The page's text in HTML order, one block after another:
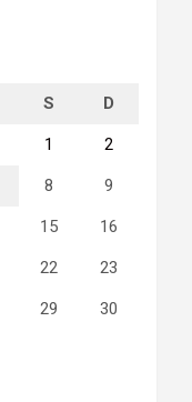
S D
1 2
8 9
15 16
22 23
29 30